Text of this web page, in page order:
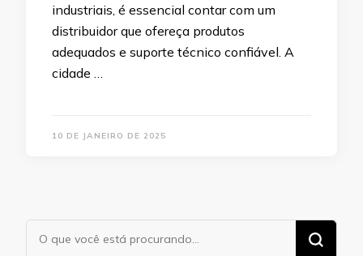
industriais, é essencial contar com um
distribuidor que ofereça produtos
adequados e suporte técnico confiável. A
cidade …
10 DE JANEIRO DE 2025
Procurando